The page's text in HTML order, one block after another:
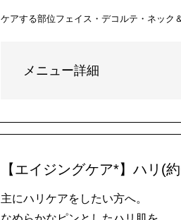
ケアする部位フェイス・デコルテ・ネック
メニュー詳細
【エイジングケア*】ハリ(
主にハリケアをしたい方へ。